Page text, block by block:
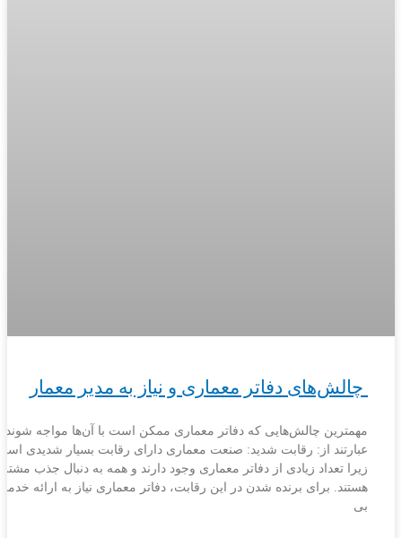
چالش‌های دفاتر معماری و نیاز به مدیر معمار
مهمترین چالش‌هایی که دفاتر معماری ممکن است با آن‌ها مواجه شوند
عبارتند از: رقابت شدید: صنعت معماری دارای رقابت بسیار شدیدی
زیرا تعداد زیادی از دفاتر معماری وجود دارند و همه به دنبال جذب
هستند. برای برنده شدن در این رقابت، دفاتر معماری نیاز به ارائه
بی